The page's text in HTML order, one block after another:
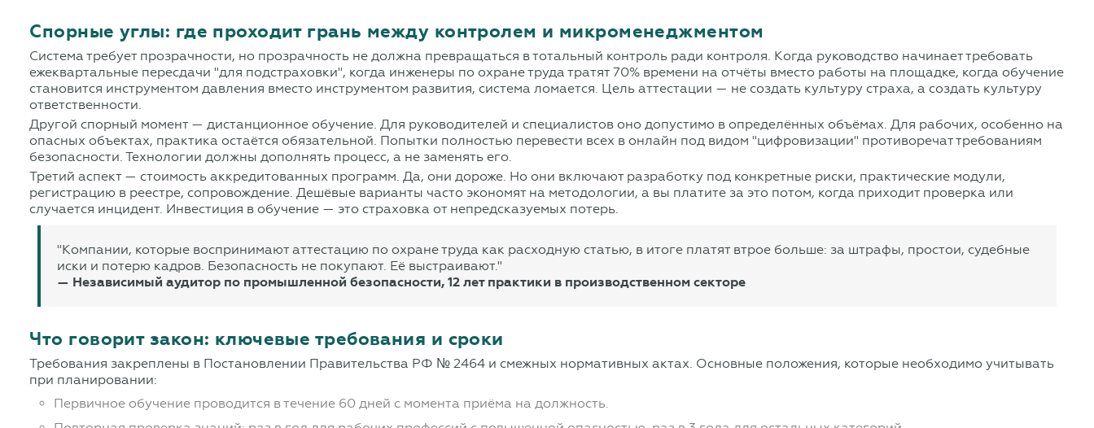
Спорные углы: где проходит грань между контролем и микроменеджментом
Система требует прозрачности, но прозрачность не должна превращаться в тотальный контроль ради контроля. Когда руководство начинает требовать
ежеквартальные пересдачи "для подстраховки", когда инженеры по охране труда тратят 70% времени на отчёты вместо работы на площадке, когда обучение
становится инструментом давления вместо инструментом развития, система ломается. Цель аттестации — не создать культуру страха, а создать культуру
ответственности.
Другой спорный момент — дистанционное обучение. Для руководителей и специалистов оно допустимо в определённых объёмах. Для рабочих, особенно на
опасных объектах, практика остаётся обязательной. Попытки полностью перевести всех в онлайн под видом "цифровизации" противоречат требованиям
безопасности. Технологии должны дополнять процесс, а не заменять его.
Третий аспект — стоимость аккредитованных программ. Да, они дороже. Но они включают разработку под конкретные риски, практические модули,
регистрацию в реестре, сопровождение. Дешёвые варианты часто экономят на методологии, а вы платите за это потом, когда приходит проверка или
случается инцидент. Инвестиция в обучение — это страховка от непредсказуемых потерь.
"Компании, которые воспринимают аттестацию по охране труда как расходную статью, в итоге платят втрое больше: за штрафы, простои, судебные
иски и потерю кадров. Безопасность не покупают. Её выстраивают."
— Независимый аудитор по промышленной безопасности, 12 лет практики в производственном секторе
Что говорит закон: ключевые требования и сроки
Требования закреплены в Постановлении Правительства РФ № 2464 и смежных нормативных актах. Основные положения, которые необходимо учитывать
при планировании:
Первичное обучение проводится в течение 60 дней с момента приёма на должность.